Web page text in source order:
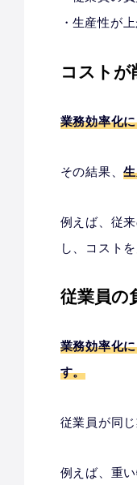
生産性が
コストが
業務効率化
その結果、
例えば、従
し、コスト
従業員の
業務効率化
す。
従業員が同
例えば、重